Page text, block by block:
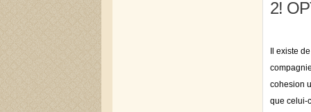
2!
Il existe
cohesion
que celui-